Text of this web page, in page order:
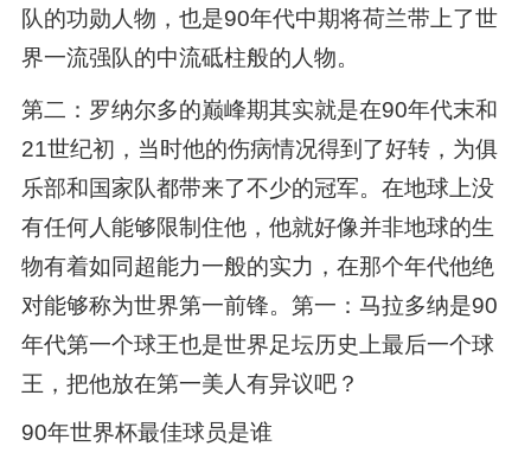
队的功勋人物，也是90年代中期将荷兰带上了世
界一流强队的中流砥柱般的人物。
第二：罗纳尔多的巅峰期其实就是在90年代末和
21世纪初，当时他的伤病情况得到了好转，为俱
乐部和国家队都带来了不少的冠军。在地球上没
有任何人能够限制住他，他就好像并非地球的生
物有着如同超能力一般的实力，在那个年代他绝
对能够称为世界第一前锋。第一：马拉多纳是90
年代第一个球王也是世界足坛历史上最后一个球
王，把他放在第一美人有异议吧？
90年世界杯最佳球员是谁